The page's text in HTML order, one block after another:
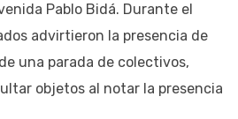
Pablo Bidá. Durante el
advirtieron la presencia de
una parada de colectivos,
objetos al notar la presencia